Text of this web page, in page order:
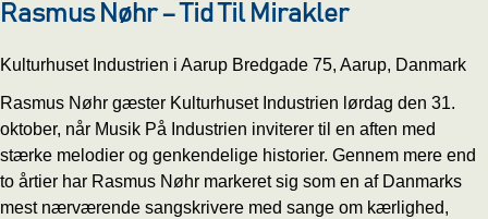
Rasmus Nøhr – Tid Til Mirakler
Kulturhuset Industrien i Aarup Bredgade 75, Aarup, Danmark
Rasmus Nøhr gæster Kulturhuset Industrien lørdag den 31.
oktober, når Musik På Industrien inviterer til en aften med
stærke melodier og genkendelige historier. Gennem mere end
to årtier har Rasmus Nøhr markeret sig som en af Danmarks
mest nærværende sangskrivere med sange om kærlighed,